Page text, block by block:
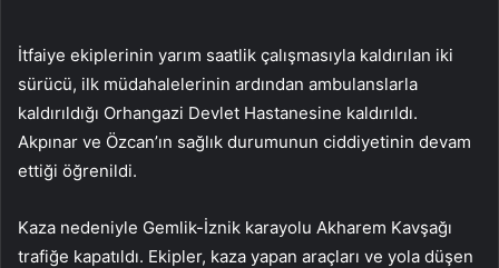
İtfaiye ekiplerinin yarım saatlik çalışmasıyla kaldırılan iki
sürücü, ilk müdahalelerinin ardından ambulanslarla
kaldırıldığı Orhangazi Devlet Hastanesine kaldırıldı.
Akpınar ve Özcan’ın sağlık durumunun ciddiyetinin devam
ettiği öğrenildi.
Kaza nedeniyle Gemlik-İznik karayolu Akharem Kavşağı
trafiğe kapatıldı. Ekipler, kaza yapan araçları ve yola düşen